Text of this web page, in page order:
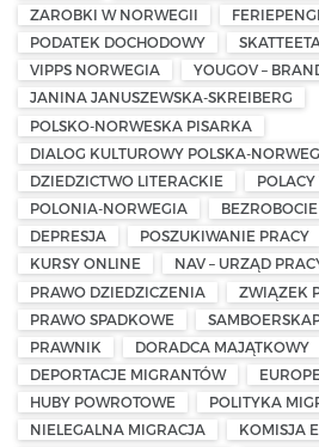
ZAROBKI W NORWEGII
PODATEK DOCHODOWY
VIPPS NORWEGIA
YOUGOV –
JANINA JANUSZEWSKA-SKREIBERG
POLSKO-NORWESKA PISARKA
DIALOG KULTUROWY POLSKA-
DZIEDZICTWO LITERACKIE
POLONIA-NORWEGIA
DEPRESJA
POSZUKIWANIE PRACY
KURSY ONLINE
NAV – URZĄD
PRAWO DZIEDZICZENIA
ZWIĄZEK
PRAWO SPADKOWE
PRAWNIK
DORADCA MAJĄTKOWY
DEPORTACJE MIGRANTÓW
HUBY POWROTOWE
POLITYKA
NIELEGALNA MIGRACJA
KOMISJA